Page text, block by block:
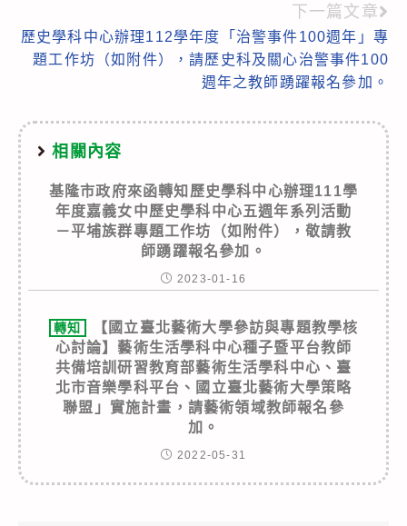
下一篇文章
歷史學科中心辦理112學年度「治警事件100週年」專
題工作坊（如附件），請歷史科及關心治警事件100
週年之教師踴躍報名參加。
相關內容
基隆市政府來函轉知歷史學科中心辦理111學
年度嘉義女中歷史學科中心五週年系列活動
－平埔族群專題工作坊（如附件），敬請教
師踴躍報名參加。
2023-01-16
轉知
【國立臺北藝術大學參訪與專題教學核
心討論】藝術生活學科中心種子暨平台教師
共備培訓研習教育部藝術生活學科中心、臺
北市音樂學科平台、國立臺北藝術大學策略
聯盟」實施計畫，請藝術領域教師報名參
加。
2022-05-31